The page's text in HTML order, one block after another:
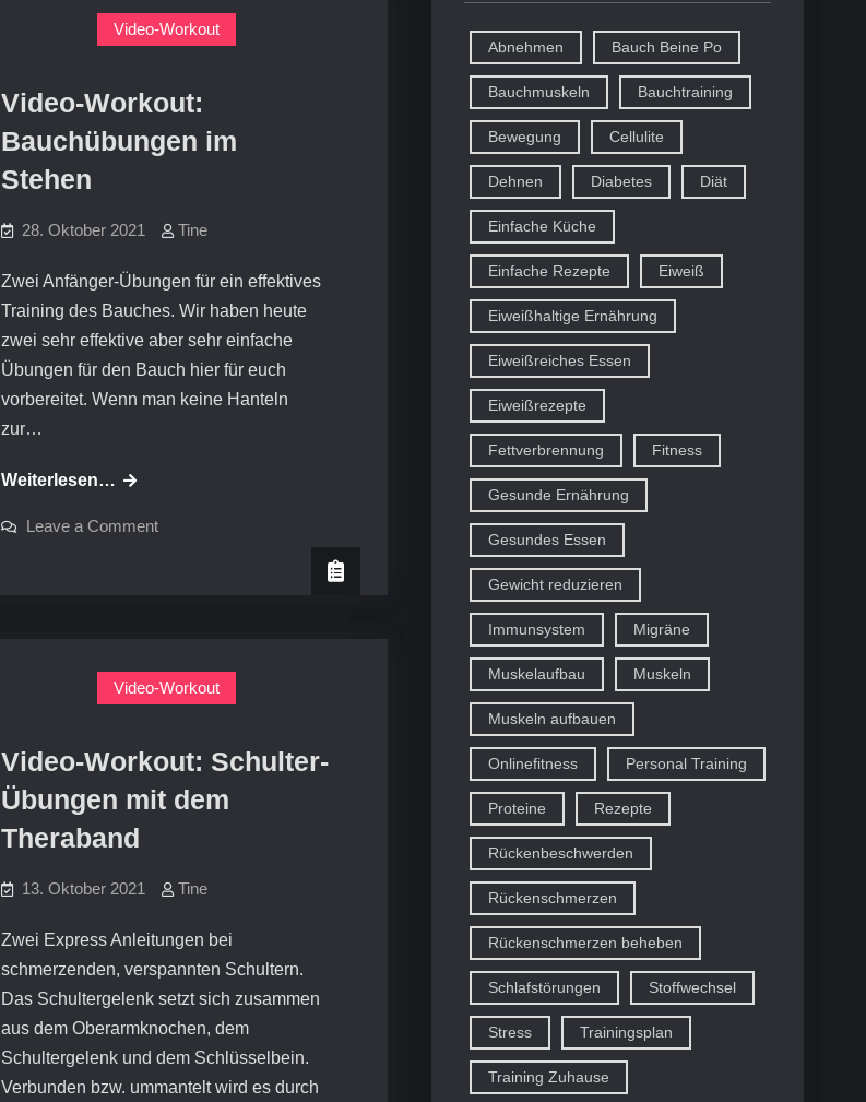
Video-Workout
Video-Workout:
Bauchübungen im
Stehen
28. Oktober 2021 Tine
Zwei Anfänger-Übungen für ein effektives
Training des Bauches. Wir haben heute
zwei sehr effektive aber sehr einfache
Übungen für den Bauch hier für euch
vorbereitet. Wenn man keine Hanteln
zur…
Weiterlesen… Video-
Bauchübungen
Leave a Commenton
Video-Workout
Video-Workout: Schulter-
Übungen mit dem
Theraband
13. Oktober 2021 Tine
Zwei Express Anleitungen bei
schmerzenden, verspannten Schultern.
Das Schultergelenk setzt sich zusammen
aus dem Oberarmknochen, dem
Schultergelenk und dem Schlüsselbein.
Verbunden bzw. ummantelt wird es durch
Abnehmen Bauch Beine Po
Bauchmuskeln Bauchtraining
Bewegung Cellulite
Dehnen Diabetes Diät
Einfache Küche
Einfache Rezepte Eiweiß
Eiweißhaltige Ernährung
Eiweißreiches Essen
Eiweißrezepte
Fettverbrennung Fitness
Gesunde Ernährung
Gesundes Essen
Gewicht reduzieren
Immunsystem Migräne
Muskelaufbau Muskeln
Muskeln aufbauen
Onlinefitness Personal Training
Proteine Rezepte
Rückenbeschwerden
Rückenschmerzen
Rückenschmerzen beheben
Schlafstörungen Stoffwechsel
Stress Trainingsplan
Training Zuhause